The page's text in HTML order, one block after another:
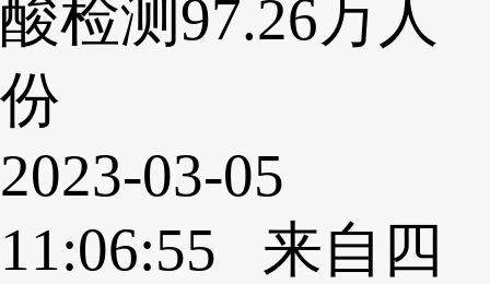
酸检测97.26万人
份
2023-03-05
11:06:55 来自四